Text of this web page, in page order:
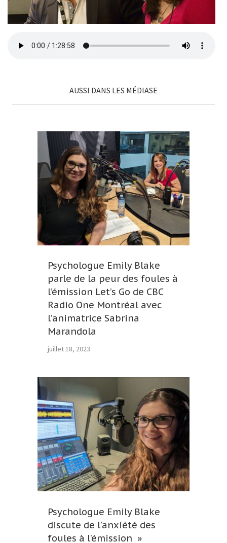
AUSSI DANS LES MÉDIASE
Psychologue Emily Blake
parle de la peur des foules à
l’émission Let’s Go de CBC
Radio One Montréal avec
l’animatrice Sabrina
Marandola
juillet 18, 2023
Psychologue Emily Blake
discute de l’anxiété des
foules à l’émission »